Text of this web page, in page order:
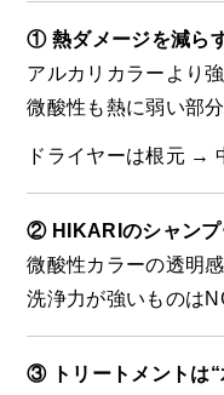
① 熱ダメージを減ら
アルカリカラーより
微酸性も熱に弱い部
ドライヤーは根元 →
② HIKARI のシャン
微酸性カラーの透明
洗浄力が強いものは
③ トリートメントは“